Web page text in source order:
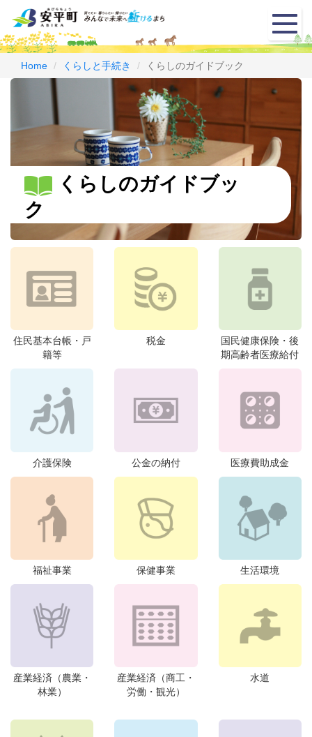
メ
ニ
ュ
Home くらしと手続き くらしのガイドブック
くらしのガイドブッ
ク
住民基本台帳・戸
籍等
税金
国民健康保険・後
期高齢者医療給付
介護保険 公金の納付 医療費助成金
福祉事業 保健事業 生活環境
産業経済（農業・
林業）
産業経済（商工・
労働・観光）
水道